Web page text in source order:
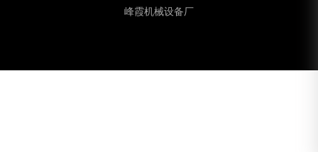
峰霞机械设备厂